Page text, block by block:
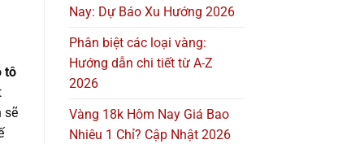
tô
sẽ
Nay: Dự Báo Xu Hướng 2026
Phân biệt các loại vàng:
Hướng dẫn chi tiết từ A-Z
2026
Vàng 18k Hôm Nay Giá Bao
Nhiêu 1 Chỉ? Cập Nhật 2026